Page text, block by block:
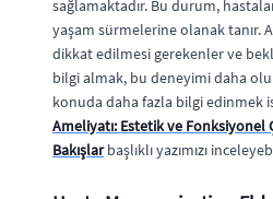
sağlamaktadır. Bu durum,
yaşam sürmelerine olanak tanır.
dikkat edilmesi gerekenler ve
bilgi almak, bu deneyimi daha
konuda daha fazla bilgi edinmek
Ameliyatı: Estetik ve Fonksiyonel
Bakışlarbaşlıklı yazımızı